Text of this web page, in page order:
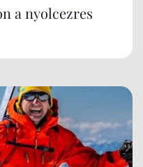
a nyolcezres